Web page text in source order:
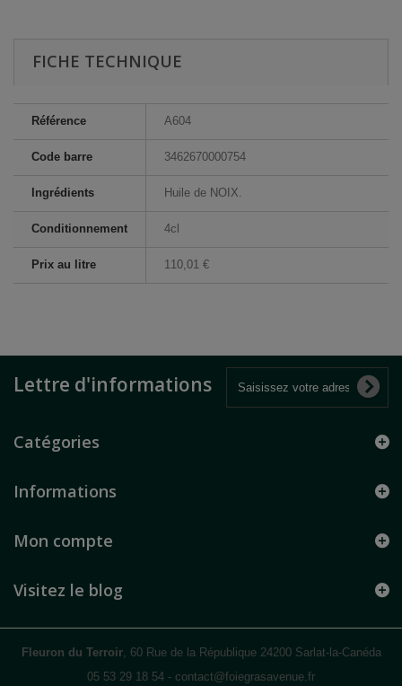
FICHE TECHNIQUE
Référence A604
Code barre 3462670000754
Ingrédients Huile de NOIX.
Conditionnement 4cl
Prix au litre 110,01 €
Lettre d'informations
Catégories
Informations
Mon compte
Visitez le blog
Fleuron du Terroir, 60 Rue de la République 24200 Sarlat-la-Canéda
05 53 29 18 54 - contact@foiegrasavenue.fr